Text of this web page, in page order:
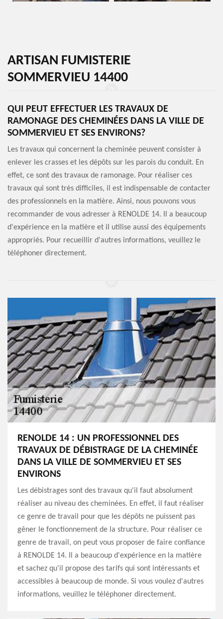
ARTISAN FUMISTERIE
SOMMERVIEU 14400
QUI PEUT EFFECTUER LES TRAVAUX DE
RAMONAGE DES CHEMINÉES DANS LA VILLE DE
SOMMERVIEU ET SES ENVIRONS?
Les travaux qui concernent la cheminée peuvent consister à
enlever les crasses et les dépôts sur les parois du conduit. En
effet, ce sont des travaux de ramonage. Pour réaliser ces
travaux qui sont très difficiles, il est indispensable de contacter
des professionnels en la matière. Ainsi, nous pouvons vous
recommander de vous adresser à RENOLDE 14. Il a beaucoup
d'expérience en la matière et il utilise aussi des équipements
appropriés. Pour recueillir d'autres informations, veuillez le
téléphoner directement.
RENOLDE 14 : UN PROFESSIONNEL DES
TRAVAUX DE DÉBISTRAGE DE LA CHEMINÉE
DANS LA VILLE DE SOMMERVIEU ET SES
ENVIRONS
Les débistrages sont des travaux qu'il faut absolument
réaliser au niveau des cheminées. En effet, il faut réaliser
ce genre de travail pour que les dépôts ne puissent pas
gêner le fonctionnement de la structure. Pour réaliser ce
genre de travail, on peut vous proposer de faire confiance
à RENOLDE 14. Il a beaucoup d'expérience en la matière
et sachez qu'il propose des tarifs qui sont intéressants et
accessibles à beaucoup de monde. Si vous voulez d'autres
informations, veuillez le téléphoner directement.